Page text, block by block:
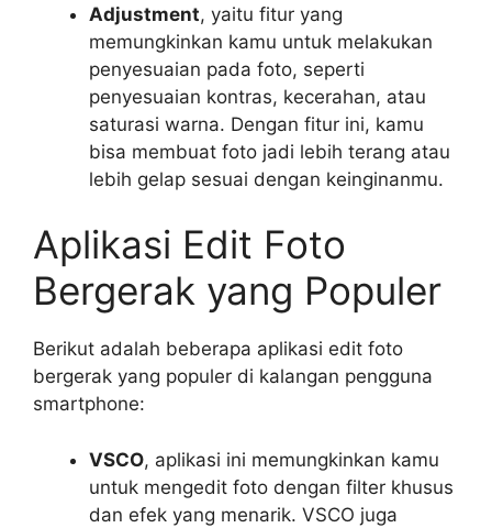
Adjustment, yaitu fitur yang
memungkinkan kamu untuk melakukan
penyesuaian pada foto, seperti
penyesuaian kontras, kecerahan, atau
saturasi warna. Dengan fitur ini, kamu
bisa membuat foto jadi lebih terang atau
lebih gelap sesuai dengan keinginanmu.
Aplikasi Edit Foto
Bergerak yang Populer
Berikut adalah beberapa aplikasi edit foto
bergerak yang populer di kalangan pengguna
smartphone:
VSCO, aplikasi ini memungkinkan kamu
untuk mengedit foto dengan filter khusus
dan efek yang menarik. VSCO juga